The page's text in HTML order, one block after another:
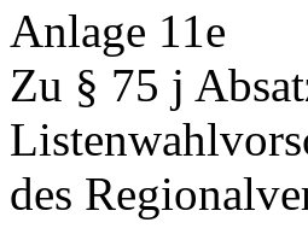
Anlage 11e
Zu § 75 j
des